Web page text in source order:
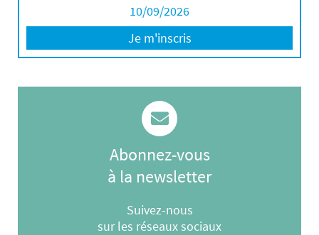
10/09/2026
Je m'inscris
Abonnez-vous
à la newsletter
Suivez-nous
sur les réseaux sociaux